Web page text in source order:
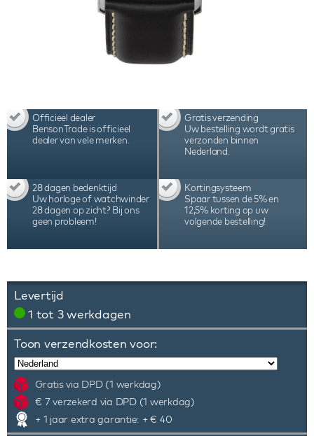
Officieel dealer
BensonTrade is officieel
dealer van vele merken.
Gratis verzending
Uw bestelling wordt gratis
verzonden binnen
Nederland.
28 dagen bedenktijd
Uw horloge of watchwinder
28 dagen op zicht? Bij ons
geen probleem!
Kortingsysteem
Spaar tussen de 5% en
12,5% korting op uw
volgende bestelling!
Levertijd
1 tot 3 werkdagen
Toon verzendkosten voor:
Gratis via DPD (1 werkdag)
€ 7 verzekerd via DPD (1 werkdag)
+ 1 jaar extra garantie: + € 40